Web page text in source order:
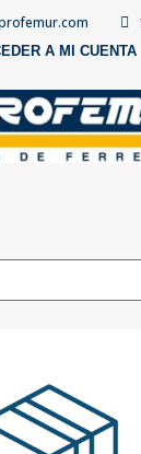
A MI CUENTA